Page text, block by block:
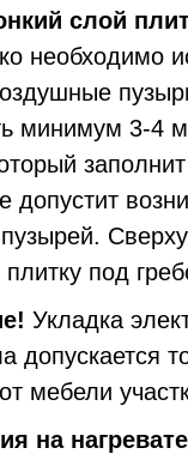
слой
необходимо
минимум 3-4
допустит
под
Укладка
допускается
мебели
на